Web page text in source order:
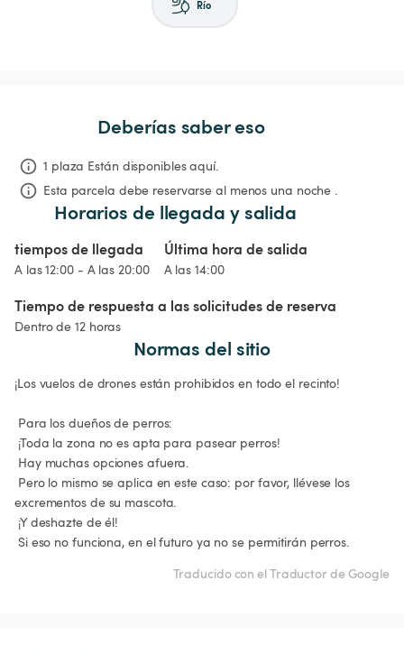
Río
Deberías saber eso
1 plaza Están disponibles aquí.
Esta parcela debe reservarse al menos una noche .
Horarios de llegada y salida
tiempos de llegada
A las 12:00 - A las 20:00
Última hora de salida
A las 14:00
Tiempo de respuesta a las solicitudes de reserva
Dentro de 12 horas
Normas del sitio
¡Los vuelos de drones están prohibidos en todo el recinto!
excrementos de su mascota.
Si eso no funciona, en el futuro ya no se permitirán perros.
Traducido con el Traductor de Google